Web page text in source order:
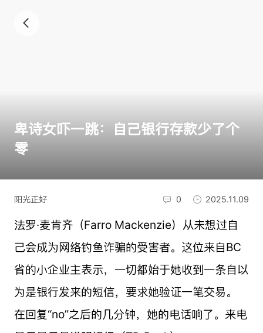
卑诗女吓一跳：自己银行存款少了个
零
阳光正好 0 2025.11.09
法罗·麦肯齐（Farro Mackenzie）从未想过自
己会成为网络钓鱼诈骗的受害者。这位来自BC
省的小企业主表示，一切都始于她收到一条自以
为是银行发来的短信，要求她验证一笔交易。
在回复“no”之后的几分钟，她的电话响了。来电